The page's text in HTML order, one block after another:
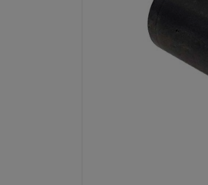
Centraline
Esplosi ricambi